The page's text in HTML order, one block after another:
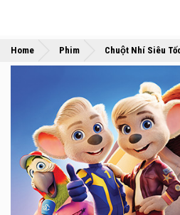
Home Phim Chuột Nhí Siêu